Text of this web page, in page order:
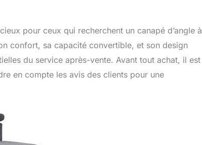
pour ceux qui recherchent un canapé d’angle à
confort, sa capacité convertible, et son design
du service après-vente. Avant tout achat, il est
en compte les avis des clients pour une